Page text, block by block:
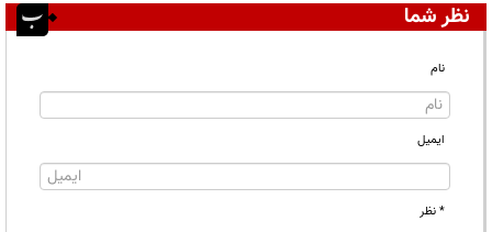
نظر شما
نام
ایمیل
* نظر